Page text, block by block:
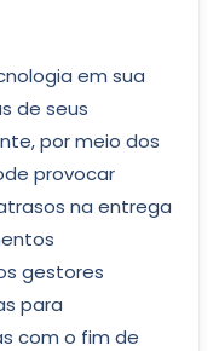
em sua
de seus
por meio dos
provocar
na entrega
gestores
para
com o fim de